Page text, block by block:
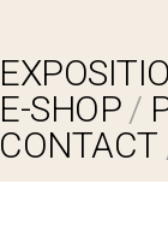
E-SHOP
CONTACT